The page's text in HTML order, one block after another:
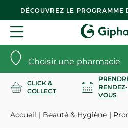
DÉCOUVREZ LE
Choisir une pharmacie
CLICK &
COLLECT
RENDEZ-
VOUS
Accueil Beauté & Hygiène